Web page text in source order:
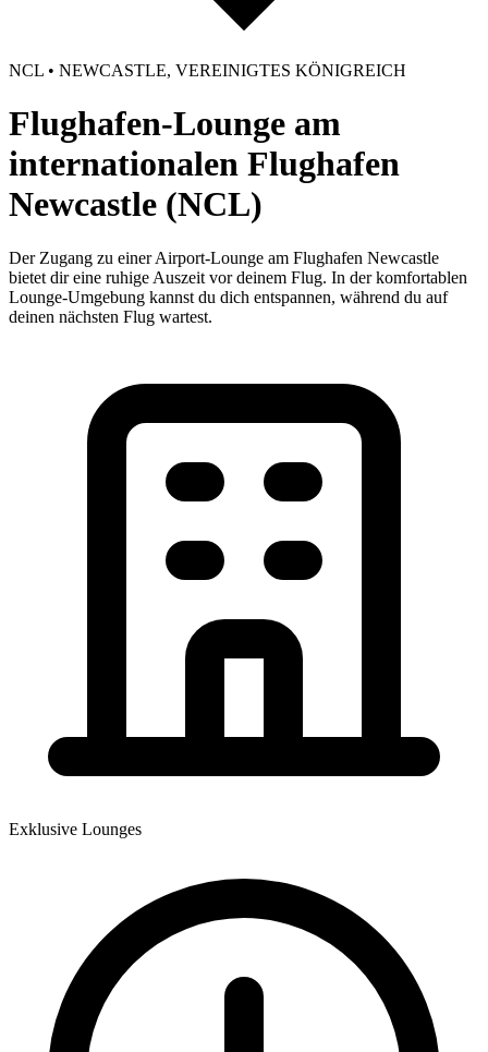
NCL • NEWCASTLE, VEREINIGTES KÖNIGREICH
Flughafen-Lounge am
internationalen Flughafen
Newcastle (NCL)
Der Zugang zu einer Airport-Lounge am Flughafen Newcastle
bietet dir eine ruhige Auszeit vor deinem Flug. In der komfortablen
Lounge-Umgebung kannst du dich entspannen, während du auf
deinen nächsten Flug wartest.
Exklusive Lounges